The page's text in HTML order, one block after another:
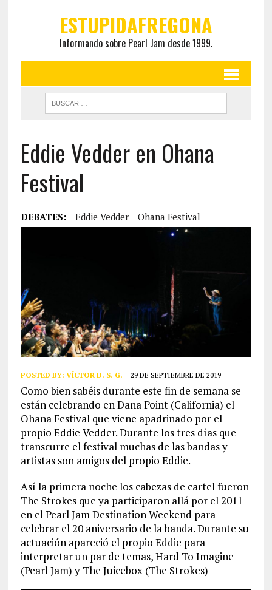
ESTUPIDAFREGONA
Informando sobre Pearl Jam desde 1999.
Eddie Vedder en Ohana
Festival
DEBATES: Eddie Vedder Ohana Festival
POSTED BY: VÍCTOR D. S. G. 29 DE SEPTIEMBRE DE 2019
Como bien sabéis durante este fin de semana se
están celebrando en Dana Point (California) el
Ohana Festival que viene apadrinado por el
propio Eddie Vedder. Durante los tres días que
transcurre el festival muchas de las bandas y
artistas son amigos del propio Eddie.
Así la primera noche los cabezas de cartel fueron
The Strokes que ya participaron allá por el 2011
en el Pearl Jam Destination Weekend para
celebrar el 20 aniversario de la banda. Durante su
actuación apareció el propio Eddie para
interpretar un par de temas, Hard To Imagine
(Pearl Jam) y The Juicebox (The Strokes)